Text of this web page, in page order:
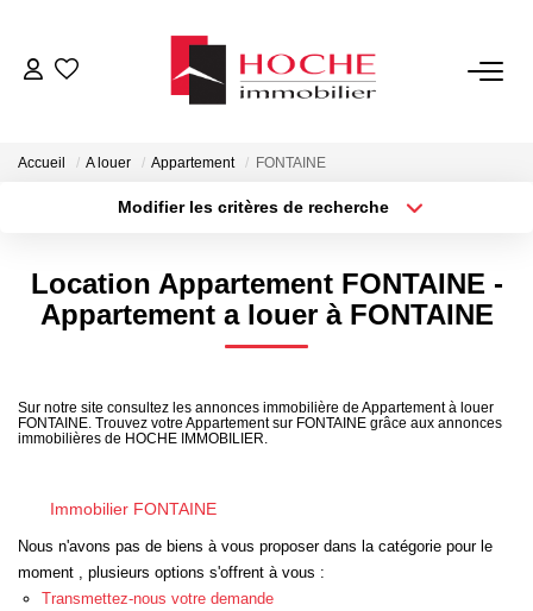
ESTIMATION
EXTRANET
Accueil A louer Appartement FONTAINE
Modifier les critères de recherche
Sélectionnez...
Type de bien
Surface min
Créer une alerte
Location Appartement FONTAINE -
Appartement a louer à FONTAINE
Sur notre site consultez les annonces immobilière de Appartement à louer
FONTAINE. Trouvez votre Appartement sur FONTAINE grâce aux annonces
immobilières de HOCHE IMMOBILIER.
Immobilier FONTAINE
Nous n'avons pas de biens à vous proposer dans la catégorie pour le
moment , plusieurs options s'offrent à vous :
Transmettez-nous votre demande